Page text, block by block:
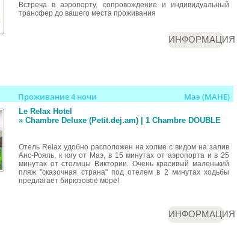
Встреча в аэропорту, сопровождение и индивидуальный
трансфер до вашего места проживания
ИНФОРМАЦИЯ
Проживание 4 ночи Маэ (MAHE)
Le Relax Hotel
» Chambre Deluxe (Petit.dej.am) | 1 Chambre DOUBLE
Отель Relax удобно расположен на холме с видом на залив
Анс-Рояль, к югу от Маэ, в 15 минутах от аэропорта и в 25
минутах от столицы Виктории. Очень красивый маленький
пляж "сказочная страна" под отелем в 2 минутах ходьбы
предлагает бирюзовое море!
ИНФОРМАЦИЯ